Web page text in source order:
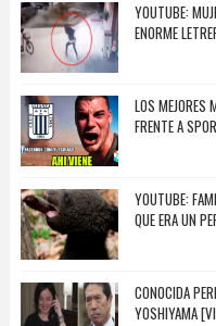
YOUTUBE:
ENORME
LOS MEJORES
FRENTE A
YOUTUBE:
QUE ERA UN
CONOCIDA
YOSHIYAMA